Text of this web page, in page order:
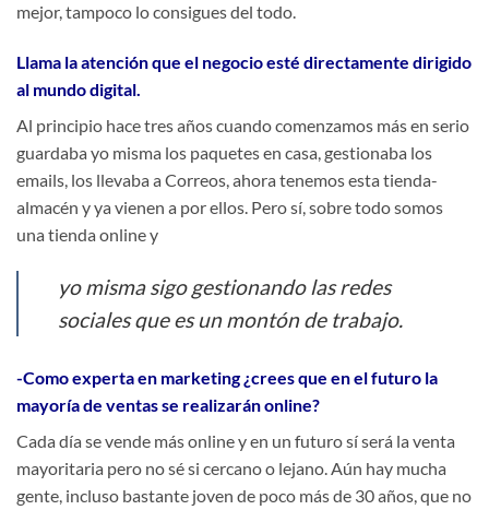
mejor, tampoco lo consigues del todo.
Llama la atención que el negocio esté directamente dirigido
al mundo digital.
Al principio hace tres años cuando comenzamos más en serio
guardaba yo misma los paquetes en casa, gestionaba los
emails, los llevaba a Correos, ahora tenemos esta tienda-
almacén y ya vienen a por ellos. Pero sí, sobre todo somos
una tienda online y
yo misma sigo gestionando las redes
sociales que es un montón de trabajo.
-Como experta en marketing ¿crees que en el futuro la
mayoría de ventas se realizarán online?
Cada día se vende más online y en un futuro sí será la venta
mayoritaria pero no sé si cercano o lejano. Aún hay mucha
gente, incluso bastante joven de poco más de 30 años, que no